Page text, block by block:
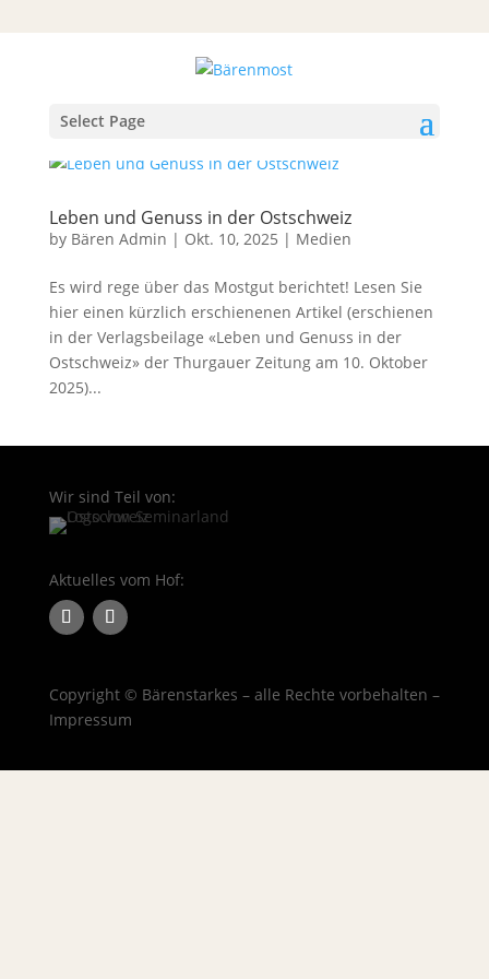
Select Page
Leben und Genuss in der Ostschweiz
by Bären Admin | Okt. 10, 2025 | Medien
Es wird rege über das Mostgut berichtet! Lesen Sie
hier einen kürzlich erschienenen Artikel (erschienen
in der Verlagsbeilage «Leben und Genuss in der
Ostschweiz» der Thurgauer Zeitung am 10. Oktober
2025)...
Wir sind Teil von:
Aktuelles vom Hof:
Copyright © Bärenstarkes – alle Rechte vorbehalten –
Impressum